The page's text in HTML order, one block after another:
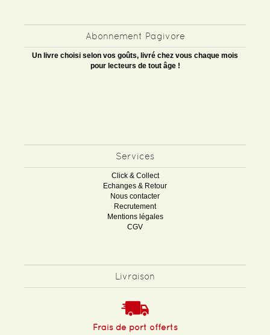
Abonnement Pagivore
Un livre choisi selon vos goûts, livré chez vous chaque mois
pour lecteurs de tout âge !
Services
Click & Collect
Echanges & Retour
Nous contacter
Recrutement
Mentions légales
CGV
Livraison
Frais de port offerts